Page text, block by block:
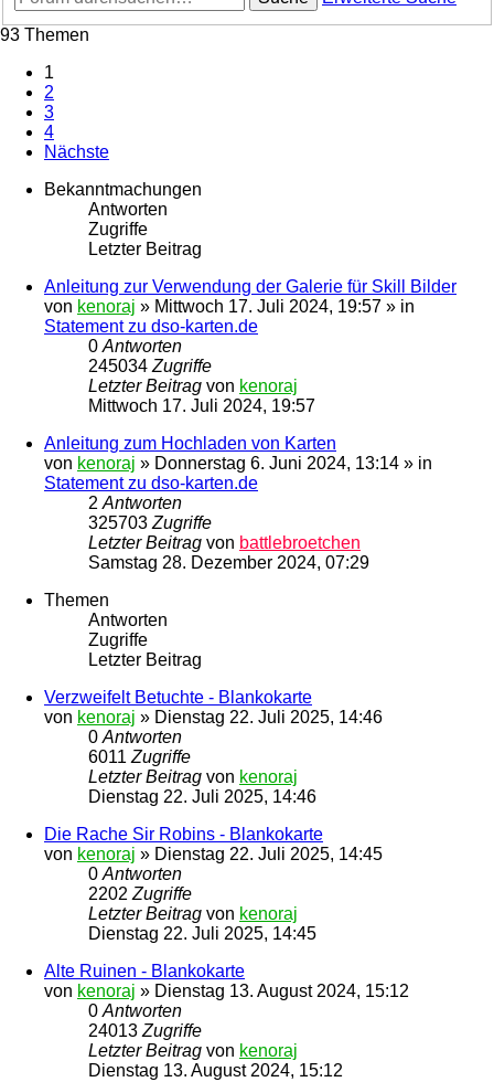
93 Themen
1
2
3
4
Nächste
Bekanntmachungen
Antworten
Zugriffe
Letzter Beitrag
Anleitung zur Verwendung der Galerie für Skill Bilder
von kenoraj » Mittwoch 17. Juli 2024, 19:57 » in
Statement zu dso-karten.de
0Antworten
245034Zugriffe
Letzter Beitrag von kenoraj
Mittwoch 17. Juli 2024, 19:57
Anleitung zum Hochladen von Karten
von kenoraj » Donnerstag 6. Juni 2024, 13:14 » in
Statement zu dso-karten.de
2Antworten
325703Zugriffe
Letzter Beitrag von battlebroetchen
Samstag 28. Dezember 2024, 07:29
Themen
Antworten
Zugriffe
Letzter Beitrag
Verzweifelt Betuchte - Blankokarte
von kenoraj » Dienstag 22. Juli 2025, 14:46
0Antworten
6011Zugriffe
Letzter Beitrag von kenoraj
Dienstag 22. Juli 2025, 14:46
Die Rache Sir Robins - Blankokarte
von kenoraj » Dienstag 22. Juli 2025, 14:45
0Antworten
2202Zugriffe
Letzter Beitrag von kenoraj
Dienstag 22. Juli 2025, 14:45
Alte Ruinen - Blankokarte
von kenoraj » Dienstag 13. August 2024, 15:12
0Antworten
24013Zugriffe
Letzter Beitrag von kenoraj
Dienstag 13. August 2024, 15:12